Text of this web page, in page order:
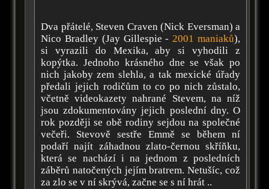
Dva přátelé, Steven Craven (Nick Eversman) a
Nico Bradley (Jay Gillespie -2001 maniaků),
si vyrazili do Mexika, aby si vyhodili z
kopýtka. Jednoho krásného dne se však po
nich jakoby zem slehla, a tak mexické úřady
předali jejich rodičům to co po nich zůstalo,
včetně videokazety nahrané Stevem, na níž
jsou zdokumentovány jejich poslední dny. O
rok později se obě rodiny sejdou na společné
večeři. Stevově sestře Emmě se během ní
podaří najít záhadnou zlato-černou skříňku,
která se nachází i na jednom z posledních
záběrů natočených jejím bratrem. Netušíc, což
za zlo se v ní skrývá, začne se s ní hrát ..